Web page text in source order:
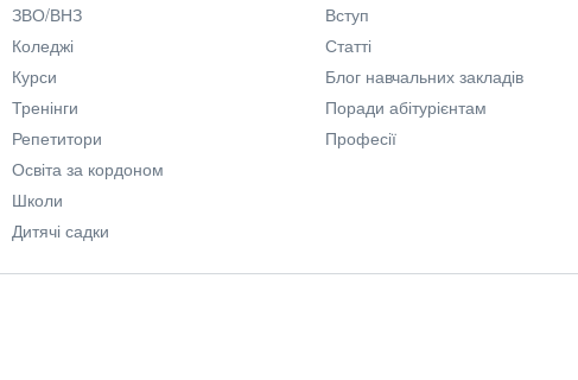
ЗВО/ВНЗ
Коледжі
Курси
Тренінги
Репетитори
Освіта за кордоном
Школи
Дитячі садки
Вступ
Статті
Блог навчальних закладів
Поради абітурієнтам
Професії